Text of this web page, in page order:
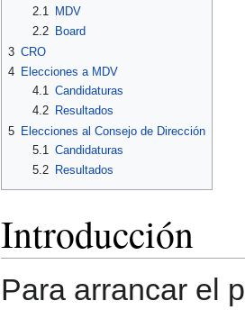
2.1
MDV
2.2
Board
3 CRO
4 Elecciones a MDV
4.1
Candidaturas
4.2
Resultados
5 Elecciones al Consejo de Dirección
5.1 Candidaturas
5.2
Resultados
Introducción
Para arrancar el